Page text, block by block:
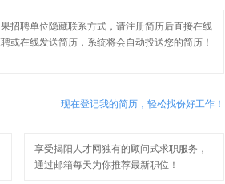
招聘单位隐藏联系方式，请注册简历后直接在线
或在线发送简历，系统将会自动投送您的简历！
现在登记我的简历，轻松找份好工作！
享受揭阳人才网独有的顾问式求职服务，
通过邮箱每天为你推荐最新职位！